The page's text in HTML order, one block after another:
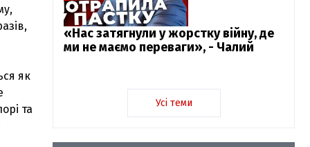
як
та
«Нас затягнули у жорстку війну, де
ми не маємо переваги», - Чалий
Усі теми